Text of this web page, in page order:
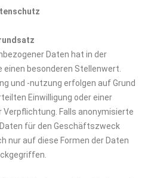
Daten hat in der
einen besonderen Stellenwert.
und -nutzung erfolgen auf Grund
Einwilligung oder einer
Verpflichtung. Falls anonymisierte
Daten für den Geschäftszweck
nur auf diese Formen der Daten